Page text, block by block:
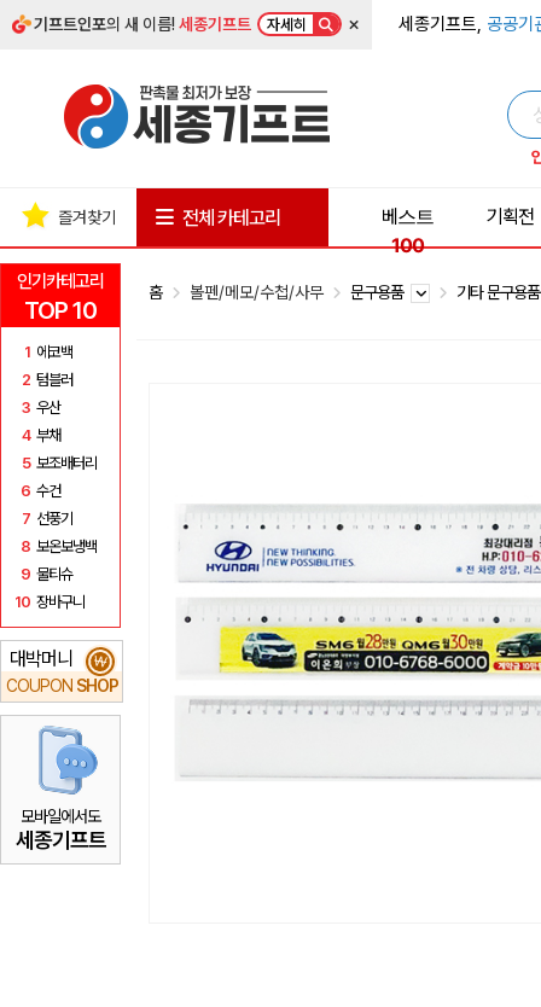
기프트인포의 새 이름!세종기프트 자세히 × 세종기프트, 공공기
인기카테고리
TOP 10
1 에코백
2 텀블러
3 우산
4 부채
5 보조배터리
6 수건
7 선풍기
8 보온보냉백
9 물티슈
10 장바구니
대박머니
COUPON SHOP
₩
모바일에서도
세종기프트
즐겨찾기 전체 카테고리
베스트
100
기획전
홈 볼펜/메모/수첩/사무 문구용품 기타 문구용